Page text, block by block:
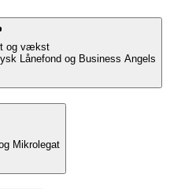
og vækst
Lånefond og Business Angels
Mikrolegat